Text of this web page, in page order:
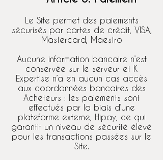
Le Site permet des paiements
sécurisés par cartes de crédit, VISA,
Mastercard, Maestro
Aucune information bancaire n’est
conservée sur le serveur et K
Expertise n’a en aucun cas accès
aux coordonnées bancaires des
Acheteurs : les paiements sont
effectués par la biais d’une
plateforme externe, Hipay, ce qui
garantit un niveau de sécurité élevé
pour les transactions passées sur le
Site.